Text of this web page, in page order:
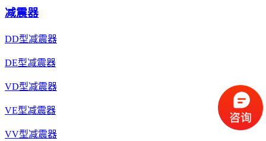
减震器
DD型减震器
DE型减震器
VD型减震器
VE型减震器
VV型减震器